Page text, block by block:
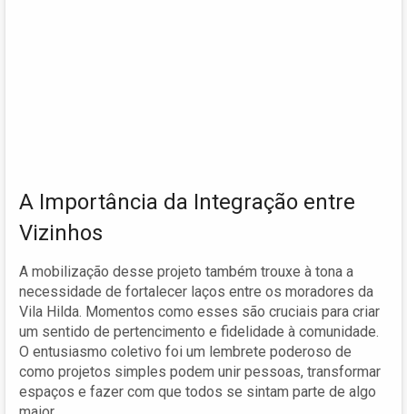
A Importância da Integração entre
Vizinhos
A mobilização desse projeto também trouxe à tona a
necessidade de fortalecer laços entre os moradores da
Vila Hilda. Momentos como esses são cruciais para criar
um sentido de pertencimento e fidelidade à comunidade.
O entusiasmo coletivo foi um lembrete poderoso de
como projetos simples podem unir pessoas, transformar
espaços e fazer com que todos se sintam parte de algo